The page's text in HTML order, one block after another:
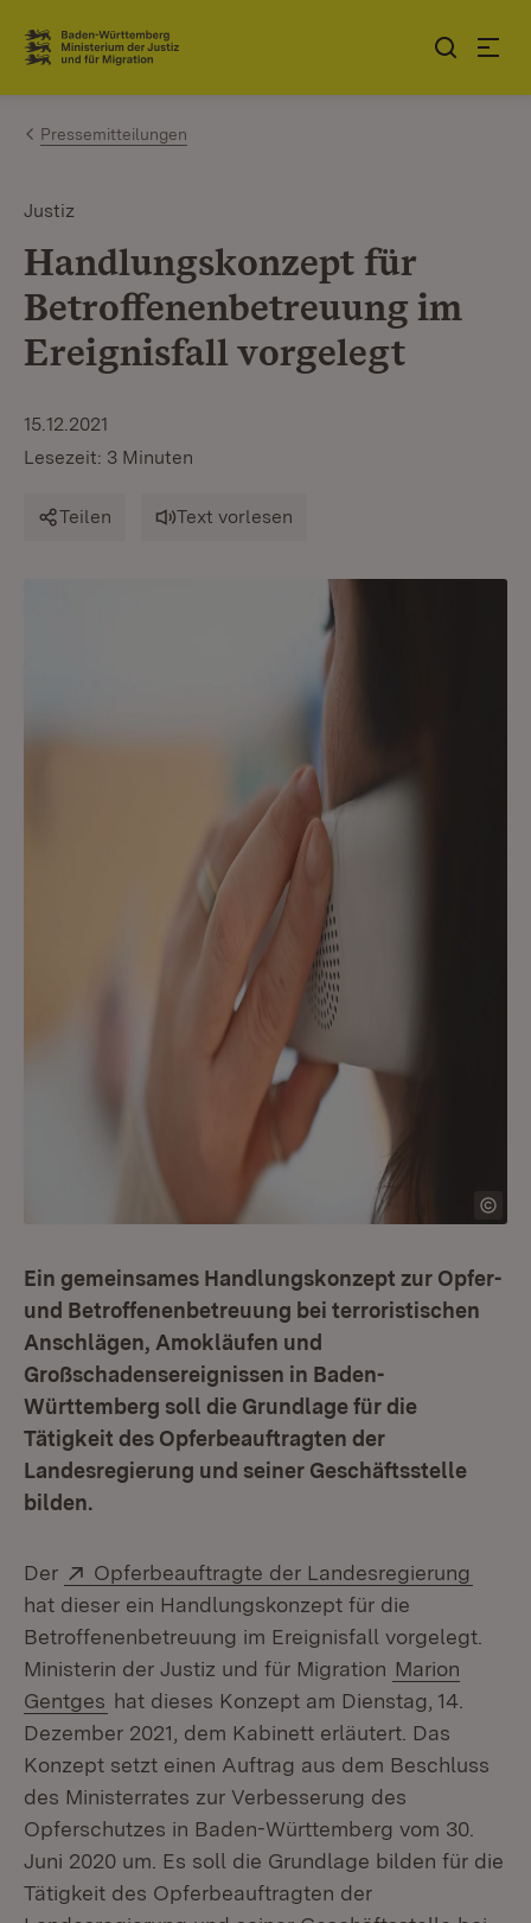
Zum Inhalt springen
Link zur Startseite
Pressemitteilungen
Justiz
Handlungskonzept für
Betroffenenbetreuung im
Ereignisfall vorgelegt
15.12.2021
Lesezeit: 3 Minuten
Teilen Text vorlesen
Ein gemeinsames Handlungskonzept zur Opfer-
und Betroffenenbetreuung bei terroristischen
Anschlägen, Amokläufen und
Großschadensereignissen in Baden-
Württemberg soll die Grundlage für die
Tätigkeit des Opferbeauftragten der
Landesregierung und seiner Geschäftsstelle
bilden.
Der Extern:
Opferbeauftragte der Landesregierung
hat dieser ein Handlungskonzept für die
Betroffenenbetreuung im Ereignisfall vorgelegt.
Ministerin der Justiz und für Migration Marion
Gentges hat dieses Konzept am Dienstag, 14.
Dezember 2021, dem Kabinett erläutert. Das
Konzept setzt einen Auftrag aus dem Beschluss
des Ministerrates zur Verbesserung des
Opferschutzes in Baden-Württemberg vom 30.
Juni 2020 um. Es soll die Grundlage bilden für die
Tätigkeit des Opferbeauftragten der